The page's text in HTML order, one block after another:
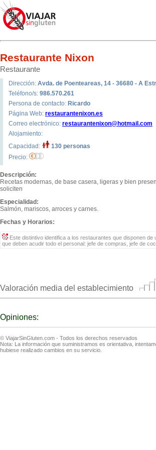
Restaurante Nixon
Restaurante
Dirección: Avda. de Poenteareas, 14 - 36680 - A
Teléfono/s: 986.570.261
Persona de contacto: Ricardo
Página Web: restaurantenixon.es
Correo electrónico: restaurantenixon@hotmail.com
Alojamiento:
Capacidad:
130 personas
Precio:
Descripción:
Recetas modernas, de base casera, ligeras y bien
soliciten
Especialidad:
Salmón, mariscos, arroces y carnes.
Fechas y Horarios:
Este distintivo identifica a los restaurantes que disponen
que deben acudir todo el personal: jefe de compras, jefe de
Valoración media del establecimiento
Opiniones:
© ViajarSinGluten.com - Todos los derechos reservados
Nota: La información que suministramos es orientativa,
hubiese realizado cambios en su servicio.